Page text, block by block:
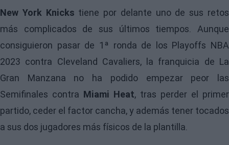
New York Knicks tiene por delante uno de sus retos
más complicados de sus últimos tiempos. Aunque
consiguieron pasar de 1ª ronda de los Playoffs NBA
2023 contra Cleveland Cavaliers, la franquicia de La
Gran Manzana no ha podido empezar peor las
Semifinales contra Miami Heat, tras perder el primer
partido, ceder el factor cancha, y además tener tocados
a sus dos jugadores más físicos de la plantilla.